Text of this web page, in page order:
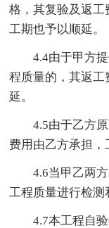
格，其复验及返工
工期也予以顺延。
4.4由于甲方提
程质量的，其返
延。
4.5由于乙方原
费用由乙方承担，
4.6当甲乙两方
工程质量进行检测
4.7本工程自验